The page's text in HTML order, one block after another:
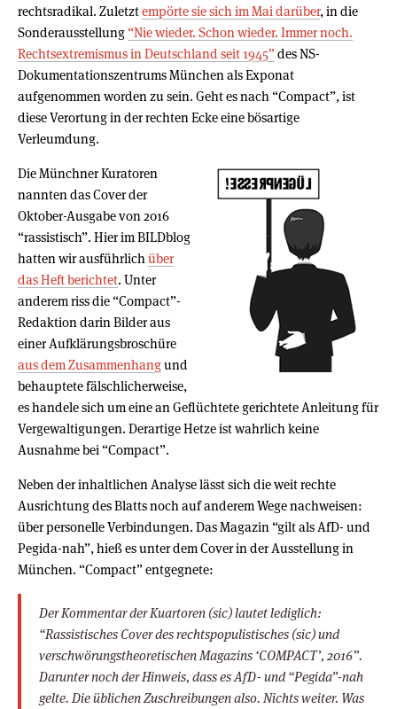
rechtsradikal. Zuletztempörte sie sich im Mai darüber, in die
Sonderausstellung “Nie wieder. Schon wieder. Immer noch.
Rechtsextremismus in Deutschland seit 1945”des NS-
Dokumentationszentrums München als Exponat
aufgenommen worden zu sein. Geht es nach “Compact”, ist
diese Verortung in der rechten Ecke eine bösartige
Verleumdung.
Die Münchner Kuratoren
nannten das Cover der
Oktober-Ausgabe von 2016
“rassistisch”. Hier im BILDblog
hatten wir ausführlich über
das Heft berichtet. Unter
anderem riss die “Compact”-
Redaktion darin Bilder aus
einer Aufklärungsbroschüre
aus dem Zusammenhangund
behauptete fälschlicherweise,
es handele sich um eine an Geflüchtete gerichtete Anleitung für
Vergewaltigungen. Derartige Hetze ist wahrlich keine
Ausnahme bei “Compact”.
Neben der inhaltlichen Analyse lässt sich die weit rechte
Ausrichtung des Blatts noch auf anderem Wege nachweisen:
über personelle Verbindungen. Das Magazin “gilt als AfD- und
Pegida-nah”, hieß es unter dem Cover in der Ausstellung in
München. “Compact” entgegnete:
Der Kommentar der Kuartoren (sic) lautet lediglich:
“Rassistisches Cover des rechtspopulistisches (sic) und
verschwörungstheoretischen Magazins ‘COMPACT’, 2016”.
Darunter noch der Hinweis, dass es AfD- und “Pegida”-nah
gelte. Die üblichen Zuschreibungen also. Nichts weiter. Was